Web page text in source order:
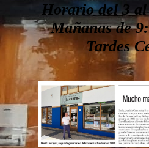
Horario del 3 al
Mañanas de
Tardes